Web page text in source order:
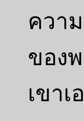
ควา
ของ
เขาเ